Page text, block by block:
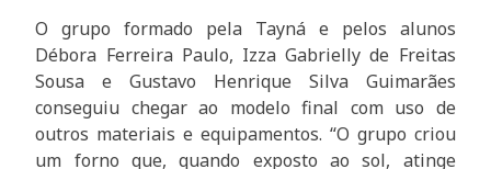
O grupo formado pela Tayná e pelos alunos
Débora Ferreira Paulo, Izza Gabrielly de Freitas
Sousa e Gustavo Henrique Silva Guimarães
conseguiu chegar ao modelo final com uso de
outros materiais e equipamentos. “O grupo criou
um forno que, quando exposto ao sol, atinge